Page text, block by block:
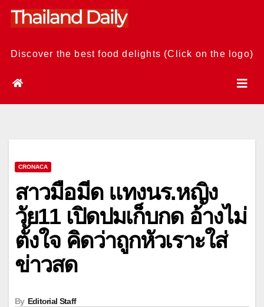
Skip
Discover the best food delights (Click on the logo)
CRONACA
สาวมือมีด แทงนร.หญิง
วัย11 เปิดปมเก็บกด อ้างไม่
ตั้งใจ คิดว่าถูกหัวเราะใส่
ข่าวสด
By Editorial Staff